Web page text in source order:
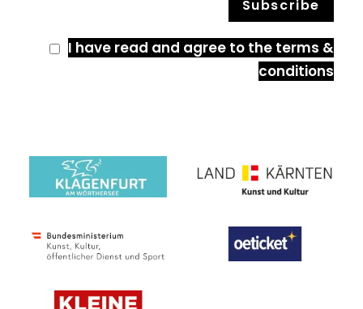
I have read and agree to the terms &
conditions